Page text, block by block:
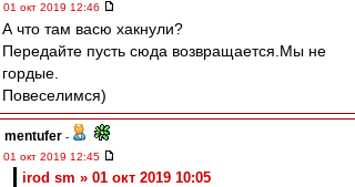
01 окт 2019 12:46
А что там васю хакнули?
Передайте пусть сюда возвращается.Мы не
гордые.
Повеселимся)
mentufer -
01 окт 2019 12:45
irod sm » 01 окт 2019 10:05